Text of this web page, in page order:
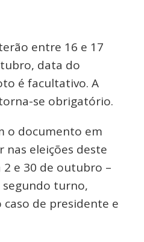
entre 16 e 17
data do
é facultativo. A
se obrigatório.
o documento em
nas eleições deste
e 30 de outubro –
turno,
de presidente e